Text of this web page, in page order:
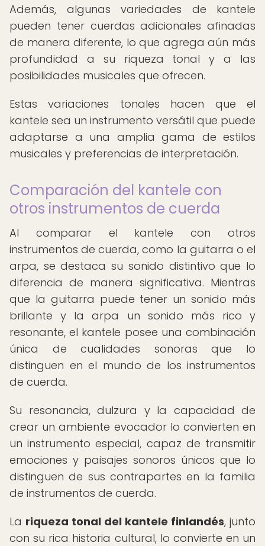
Además, algunas variedades de kantele
pueden tener cuerdas adicionales afinadas
de manera diferente, lo que agrega aún más
profundidad a su riqueza tonal y a las
posibilidades musicales que ofrecen.
Estas variaciones tonales hacen que el
kantele sea un instrumento versátil que puede
adaptarse a una amplia gama de estilos
musicales y preferencias de interpretación.
Comparación del kantele con
otros instrumentos de cuerda
Al comparar el kantele con otros
instrumentos de cuerda, como la guitarra o el
arpa, se destaca su sonido distintivo que lo
diferencia de manera significativa. Mientras
que la guitarra puede tener un sonido más
brillante y la arpa un sonido más rico y
resonante, el kantele posee una combinación
única de cualidades sonoras que lo
distinguen en el mundo de los instrumentos
de cuerda.
Su resonancia, dulzura y la capacidad de
crear un ambiente evocador lo convierten en
un instrumento especial, capaz de transmitir
emociones y paisajes sonoros únicos que lo
distinguen de sus contrapartes en la familia
de instrumentos de cuerda.
La riqueza tonal del kantele finlandés, junto
con su rica historia cultural, lo convierte en un